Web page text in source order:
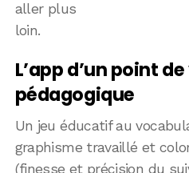
aller plus
loin.
L’app d’un point
pédagogique
Un jeu éducatif au
graphisme travaillé et
(finesse et précision du